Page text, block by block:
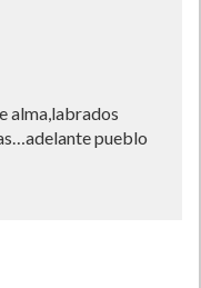
alma,labrados
pueblo